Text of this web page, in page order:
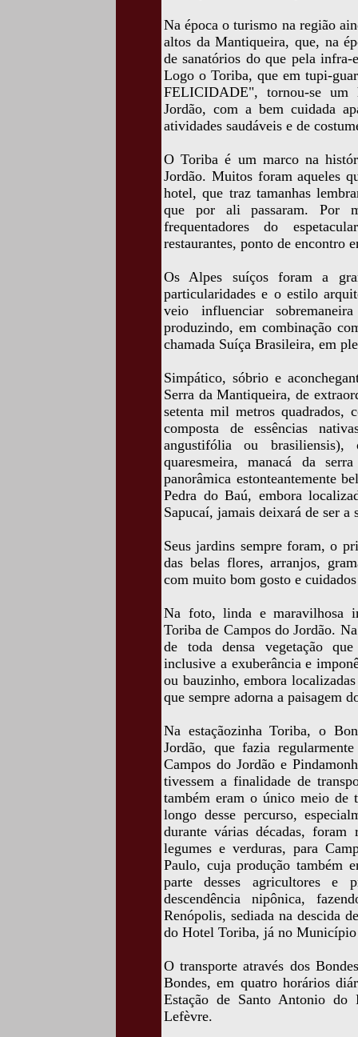
Na época o turismo na região
altos da Mantiqueira, que, na
de sanatórios do que pela
Logo o Toriba, que em tupi-
FELICIDADE", tornou-se
Jordão, com a bem cuidada
atividades saudáveis e de
O Toriba é um marco na
Jordão. Muitos foram aqueles
hotel, que traz tamanhas
que por ali passaram. Por
frequentadores do
restaurantes, ponto de encontro
Os Alpes suíços foram a
particularidades e o estilo
veio influenciar
produzindo, em combinação
chamada Suíça Brasileira, em
Simpático, sóbrio e
Serra da Mantiqueira, de
setenta mil metros quadrados,
composta de essências
angustifólia ou
quaresmeira, manacá da
panorâmica estonteantemente
Pedra do Baú, embora
Sapucaí, jamais deixará de ser
Seus jardins sempre foram, o
das belas flores, arranjos,
com muito bom gosto e
Na foto, linda e maravilhosa
Toriba de Campos do Jordão.
de toda densa vegetação
inclusive a exuberância e
ou bauzinho, embora
que sempre adorna a paisagem
Na estaçãozinha Toriba, o
Jordão, que fazia
Campos do Jordão e
tivessem a finalidade de
também eram o único meio de
longo desse percurso,
durante várias décadas, foram
legumes e verduras, para
Paulo, cuja produção também
parte desses agricultores e
descendência nipônica,
Renópolis, sediada na descida
do Hotel Toriba, já no
O transporte através dos
Bondes, em quatro horários
Estação de Santo Antonio do
Lefèvre.